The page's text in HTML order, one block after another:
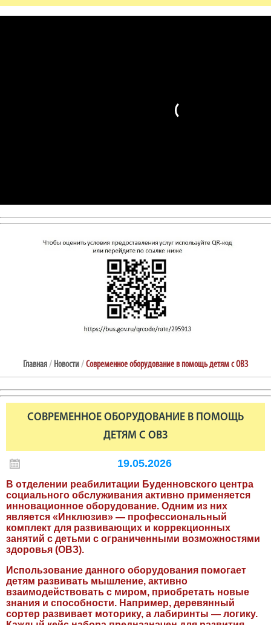
Главная/ Новости/Современное оборудование в помощь детям с ОВЗ
СОВРЕМЕННОЕ ОБОРУДОВАНИЕ В ПОМОЩЬ
ДЕТЯМ С ОВЗ
19.05.2026
В отделении реабилитации Буденновского центра
социального обслуживания активно применяется
инновационное оборудование. Одним из них
является «Инклюзив» — профессиональный
комплект для развивающих и коррекционных
занятий с детьми с ограниченными возможностями
здоровья (ОВЗ).
Использование данного оборудования помогает
детям развивать мышление, активно
взаимодействовать с миром, приобретать новые
знания и способности. Например, деревянный
сортер развивает моторику, а лабиринты — логику.